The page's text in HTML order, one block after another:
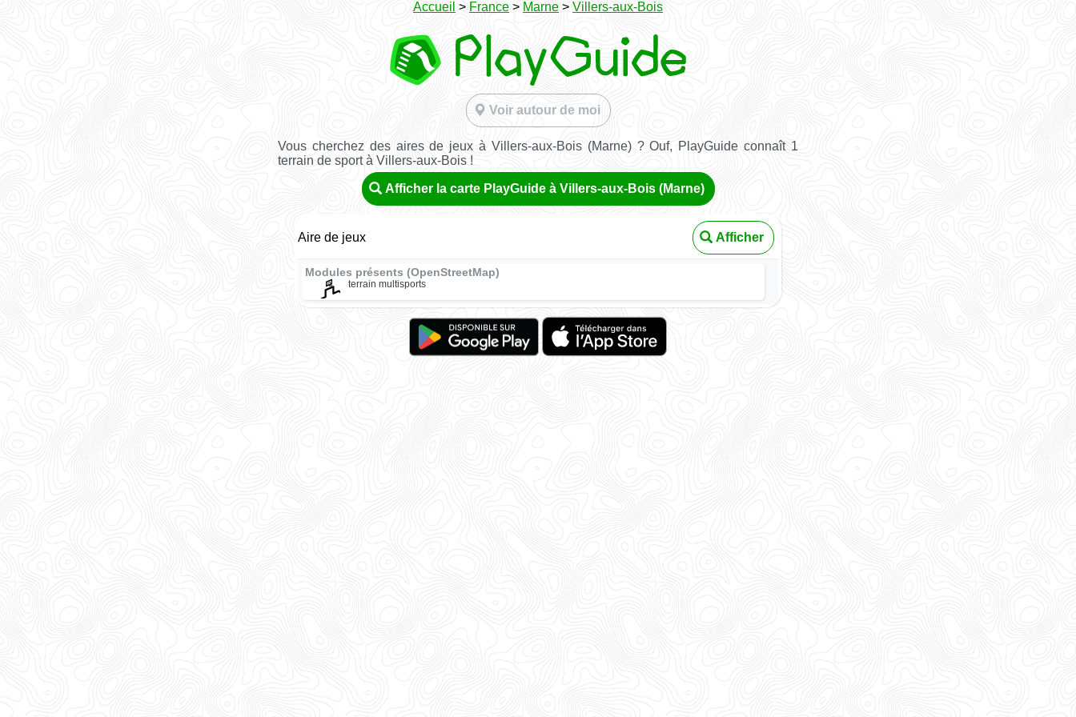
Accueil > France > Marne > Villers-aux-Bois
Voir autour de moi
Vous cherchez des aires de jeux à Villers-aux-Bois (Marne) ? Ouf, PlayGuide connaît 1
terrain de sport à Villers-aux-Bois !
Afficher la carte PlayGuide à Villers-aux-Bois (Marne)
Aire de jeux Afficher
Modules présents (OpenStreetMap)
terrain multisports